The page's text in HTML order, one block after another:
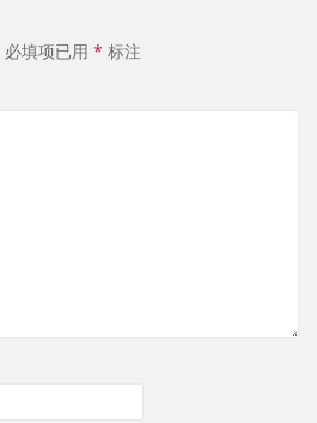
必填项已用 * 标注